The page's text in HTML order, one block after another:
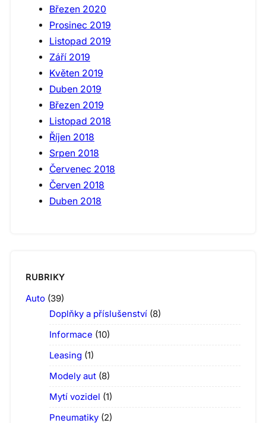
Březen 2020
Prosinec 2019
Listopad 2019
Září 2019
Květen 2019
Duben 2019
Březen 2019
Listopad 2018
Říjen 2018
Srpen 2018
Červenec 2018
Červen 2018
Duben 2018
RUBRIKY
Auto (39)
Doplňky a příslušenství (8)
Informace (10)
Leasing (1)
Modely aut (8)
Mytí vozidel (1)
Pneumatiky (2)